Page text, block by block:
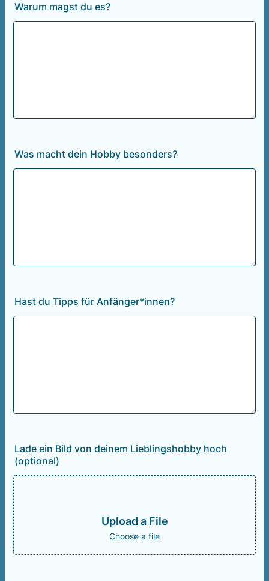
Warum magst du es?
Was macht dein Hobby besonders?
Hast du Tipps für Anfänger*innen?
Lade ein Bild von deinem Lieblingshobby hoch
(optional)
Upload a File
Choose a file